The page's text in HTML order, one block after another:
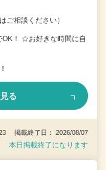
ご相談ください）
！ ☆お好きな時間に自
る
掲載終了日： 2026/08/07
本日掲載終了になります